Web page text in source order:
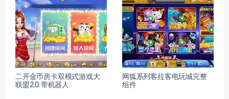
二开金币房卡双模式游戏大
联盟2.0 带机器人
网狐系列客拉客电玩城完整
组件